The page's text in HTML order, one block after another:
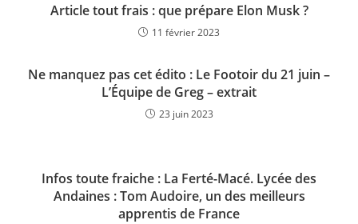
Article tout frais : que prépare Elon Musk ?
11 février 2023
Ne manquez pas cet édito : Le Footoir du 21 juin –
L’Équipe de Greg – extrait
23 juin 2023
Infos toute fraiche : La Ferté-Macé. Lycée des
Andaines : Tom Audoire, un des meilleurs
apprentis de France